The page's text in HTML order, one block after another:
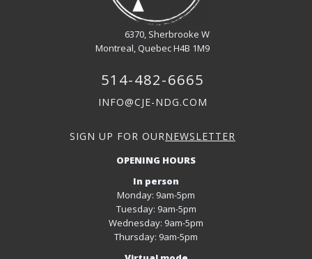
6370, Sherbrooke W
Montreal, Quebec H4B 1M9
514-482-6665
INFO@CJE-NDG.COM
SIGN UP FOR OURNEWSLETTER
OPENING HOURS
In person
Monday: 9am-5pm
Tuesday: 9am-5pm
Wednesday: 9am-5pm
Thursday: 9am-5pm